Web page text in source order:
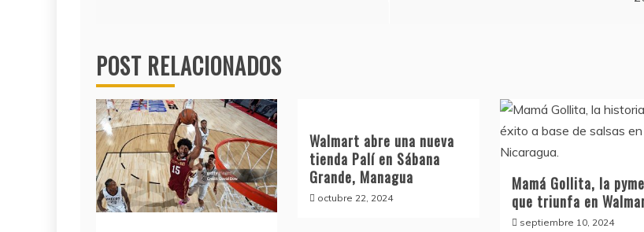
POST RELACIONADOS
Walmart abre una nueva
tienda Palí en Sábana
Grande, Managua
octubre 22, 2024
Mamá Gollita, la pyme
que triunfa en
septiembre 10, 2024